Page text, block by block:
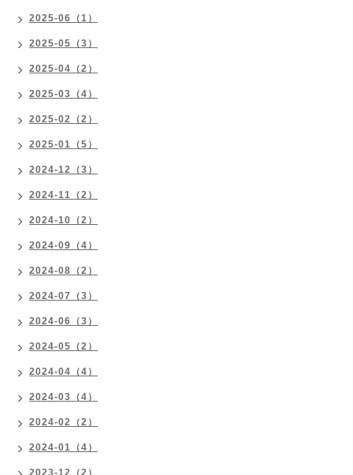
2025-06（1）
2025-05（3）
2025-04（2）
2025-03（4）
2025-02（2）
2025-01（5）
2024-12（3）
2024-11（2）
2024-10（2）
2024-09（4）
2024-08（2）
2024-07（3）
2024-06（3）
2024-05（2）
2024-04（4）
2024-03（4）
2024-02（2）
2024-01（4）